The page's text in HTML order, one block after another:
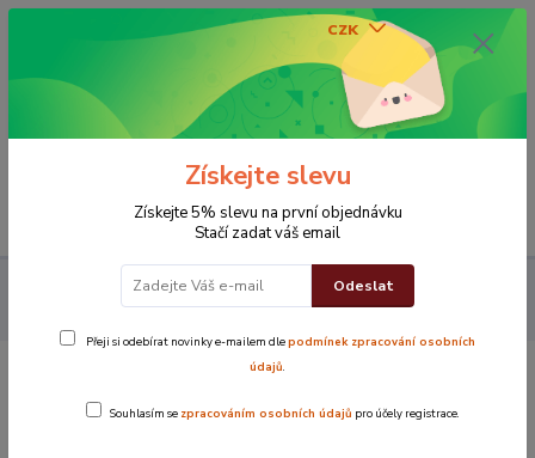
CZK
0 Kč
Rychleschnoucí froté turban na vlasy- tmavě modrá
Rychleschnoucí froté turban na vlasy-
tmavě modrá 100% bavlna
Získejte slevu
Získejte 5% slevu na první objednávku
Stačí zadat váš email
Odeslat
Přeji si odebírat novinky e-mailem dlepodmínek zpracování osobních
údajů.
Souhlasím se zpracováním osobních údajů pro účely registrace.